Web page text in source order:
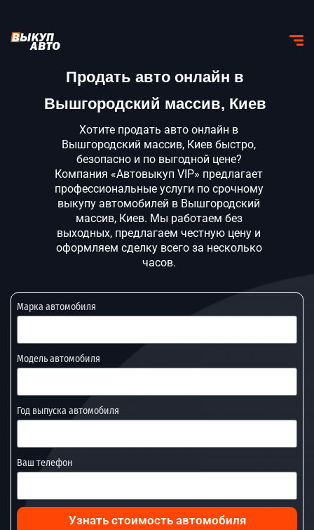
Продать авто онлайн в
Вышгородский массив, Киев
Хотите продать авто онлайн в
Вышгородский массив, Киев быстро,
безопасно и по выгодной цене?
Компания «Автовыкуп VIP» предлагает
профессиональные услуги по срочному
выкупу автомобилей в Вышгородский
массив, Киев. Мы работаем без
выходных, предлагаем честную цену и
оформляем сделку всего за несколько
часов.
Марка автомобиля
Модель автомобиля
Год выпуска автомобиля
Ваш телефон
Узнать стоимость автомобиля